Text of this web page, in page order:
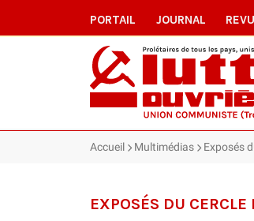
PORTAIL JOURNAL
Accueil Multimédias Exposés
EXPOSÉS DU